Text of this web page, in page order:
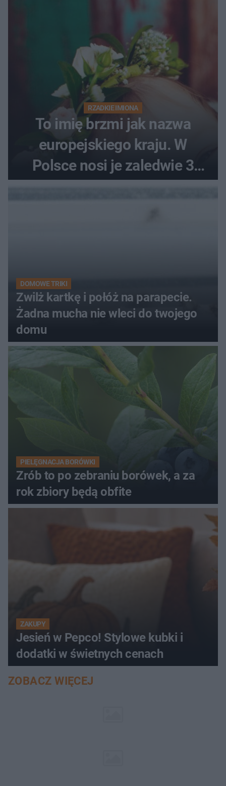
RZADKIE IMIONA
To imię brzmi jak nazwa
europejskiego kraju. W
Polsce nosi je zaledwie 3
DOMOWE TRIKI
Zwilż kartkę i połóż na parapecie.
Żadna mucha nie wleci do twojego
domu
PIELĘGNACJA BORÓWKI
Zrób to po zebraniu borówek, a za
rok zbiory będą obfite
ZAKUPY
Jesień w Pepco! Stylowe kubki i
dodatki w świetnych cenach
ZOBACZ WIĘCEJ